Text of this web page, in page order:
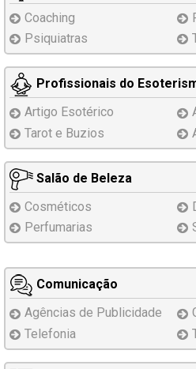
Coaching
Psiquiatras
Profissionais do
Artigo Esotérico
Tarot e Buzios
Salão de Beleza
Cosméticos
Perfumarias
Comunicação
Agências de Publicidade
Telefonia